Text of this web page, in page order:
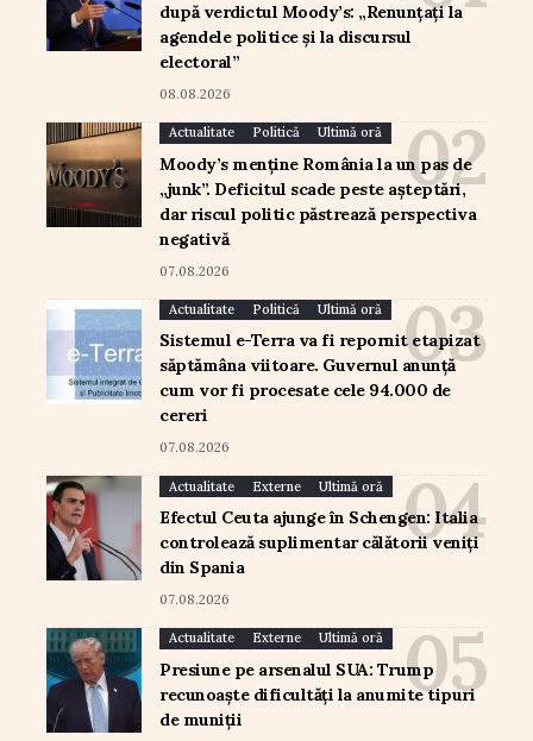
după verdictul Moody’s: „Renunțați la
agendele politice și la discursul
electoral”
08.08.2026
Actualitate Politică Ultimă oră
Moody’s menține România la un pas de
„junk”. Deficitul scade peste așteptări,
dar riscul politic păstrează perspectiva
negativă
07.08.2026
Actualitate Politică Ultimă oră
Sistemul e-Terra va fi repornit etapizat
săptămâna viitoare. Guvernul anunță
cum vor fi procesate cele 94.000 de
cereri
07.08.2026
Actualitate Externe Ultimă oră
Efectul Ceuta ajunge în Schengen: Italia
controlează suplimentar călătorii veniți
din Spania
07.08.2026
Actualitate Externe Ultimă oră
Presiune pe arsenalul SUA: Trump
recunoaște dificultăți la anumite tipuri
de muniții